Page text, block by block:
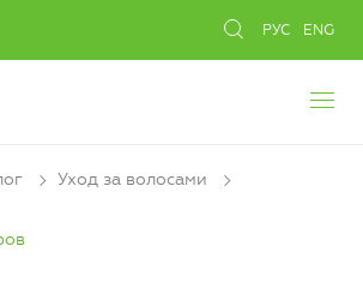
РУС ENG
Уход за волосами